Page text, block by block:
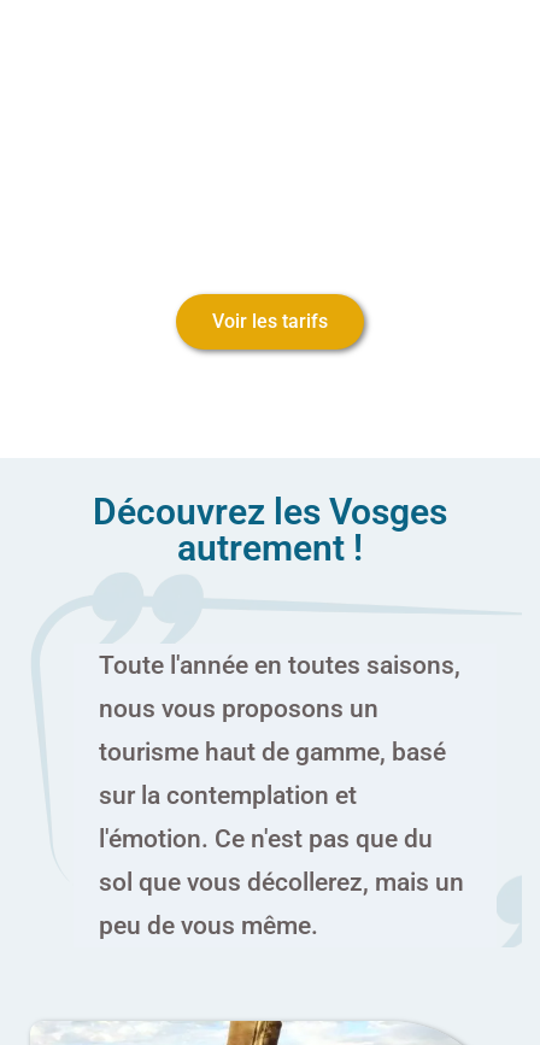
Voir les tarifs
Découvrez les Vosges
autrement !
Toute l'année en toutes saisons,
nous vous proposons un
tourisme haut de gamme, basé
sur la contemplation et
l'émotion. Ce n'est pas que du
sol que vous décollerez, mais un
peu de vous même.